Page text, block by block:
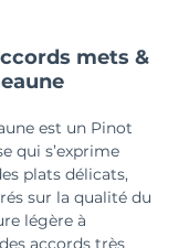
mets &
est un Pinot
qui s’exprime
plats délicats,
sur la qualité du
légère à
accords très